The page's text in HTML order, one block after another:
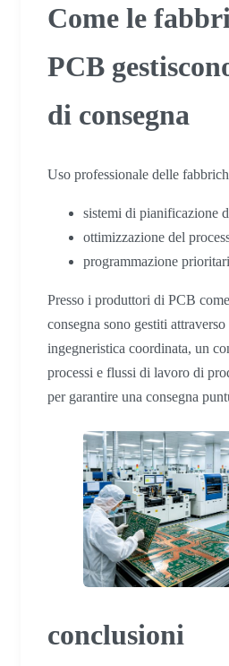
Come le
PCB
di consegna
Uso professionale delle
sistemi di pianificazione
ottimizzazione del
programmazione
Presso i produttori di PCB come
consegna sono gestiti
ingegneristica coordinata, un
processi e flussi di lavoro di
per garantire una consegna
conclusioni